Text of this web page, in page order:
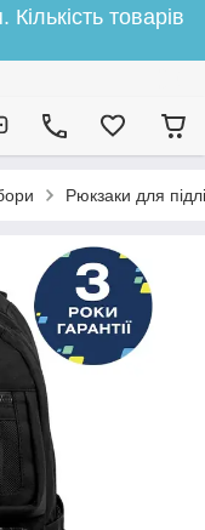
товарів
Рюкзаки для